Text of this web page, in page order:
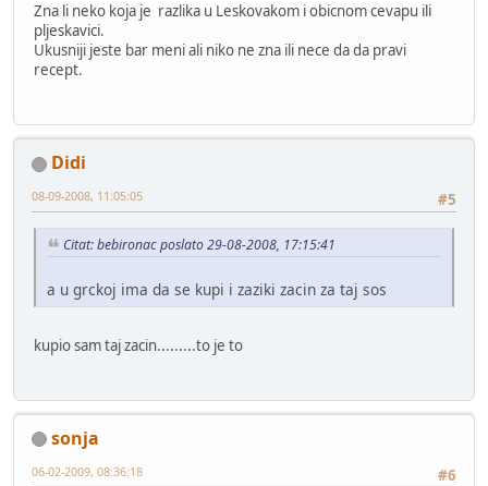
Zna li neko koja je razlika u Leskovakom i obicnom cevapu ili
pljeskavici.
Ukusniji jeste bar meni ali niko ne zna ili nece da da pravi
recept.
Didi
#5
08-09-2008, 11:05:05
Citat: bebironac poslato 29-08-2008, 17:15:41
a u grckoj ima da se kupi i zaziki zacin za taj sos
kupio sam taj zacin.........to je to
sonja
#6
06-02-2009, 08:36:18